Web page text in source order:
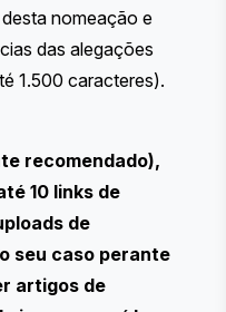
nomeação e
das alegações
1.500 caracteres).
recomendado),
10 links de
de
seu caso perante
artigos de